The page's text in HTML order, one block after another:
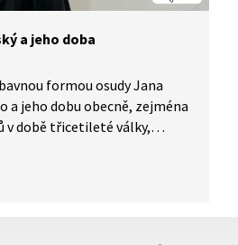
a jeho doba
formou osudy Jana
a jeho dobu obecně, zejména
v době třicetileté války,